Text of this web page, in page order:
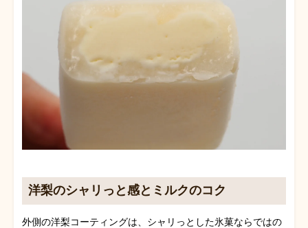
洋梨のシャリっと感とミルクのコク
外側の洋梨コーティングは、シャリっとした氷菓ならではの